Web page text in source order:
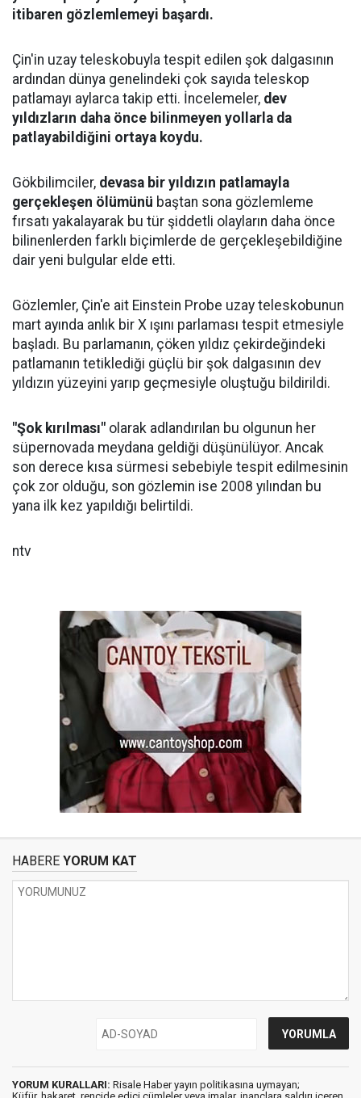
itibaren gözlemlemeyi başardı.
Çin'in uzay teleskobuyla tespit edilen şok dalgasının
ardından dünya genelindeki çok sayıda teleskop
patlamayı aylarca takip etti. İncelemeler, dev
yıldızların daha önce bilinmeyen yollarla da
patlayabildiğini ortaya koydu.
Gökbilimciler, devasa bir yıldızın patlamayla
gerçekleşen ölümünü baştan sona gözlemleme
fırsatı yakalayarak bu tür şiddetli olayların daha önce
bilinenlerden farklı biçimlerde de gerçekleşebildiğine
dair yeni bulgular elde etti.
Gözlemler, Çin'e ait Einstein Probe uzay teleskobunun
mart ayında anlık bir X ışını parlaması tespit etmesiyle
başladı. Bu parlamanın, çöken yıldız çekirdeğindeki
patlamanın tetiklediği güçlü bir şok dalgasının dev
yıldızın yüzeyini yarıp geçmesiyle oluştuğu bildirildi.
"Şok kırılması" olarak adlandırılan bu olgunun her
süpernovada meydana geldiği düşünülüyor. Ancak
son derece kısa sürmesi sebebiyle tespit edilmesinin
çok zor olduğu, son gözlemin ise 2008 yılından bu
yana ilk kez yapıldığı belirtildi.
ntv
HABERE YORUM KAT
YORUM KURALLARI: Risale Haber yayın politikasına uymayan;